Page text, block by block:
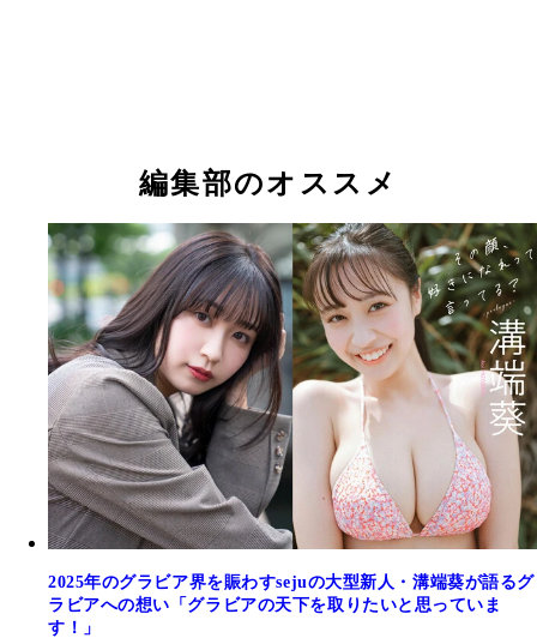
編集部のオススメ
2025年のグラビア界を賑わすsejuの大型新人・溝端葵が語るグ
ラビアへの想い「グラビアの天下を取りたいと思っていま
す！」